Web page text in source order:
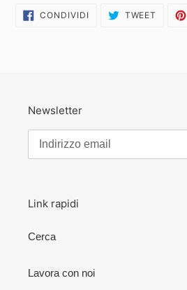
CONDIVIDI CONDIVIDITWEET TWITTA
Newsletter
Link rapidi
Cerca
Lavora con noi